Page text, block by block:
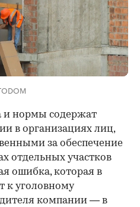
и нормы содержат
в организациях лиц,
за обеспечение
отдельных участков
ошибка, которая в
к уголовному
компании — в